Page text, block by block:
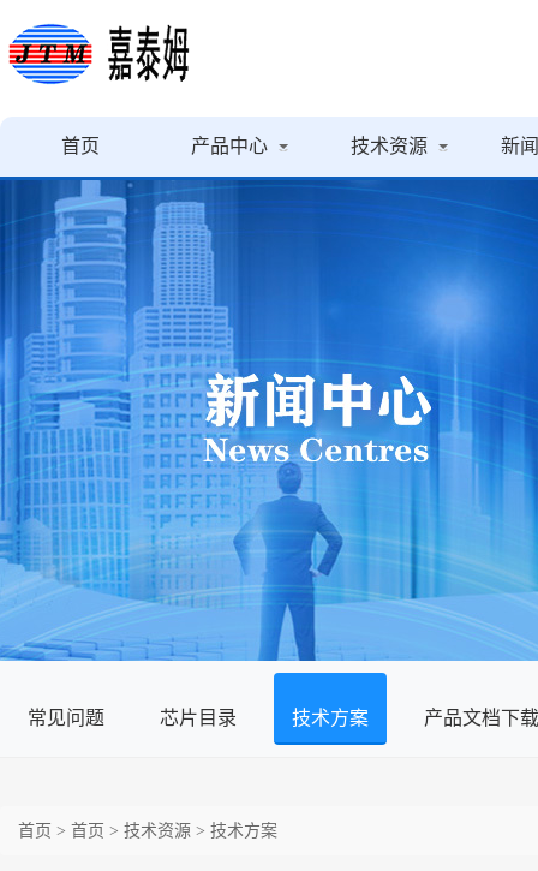
首页 产品中心 技术资源 新
常见问题 芯片目录 技术方案 产品文档下载
首页 > 首页 > 技术资源 > 技术方案